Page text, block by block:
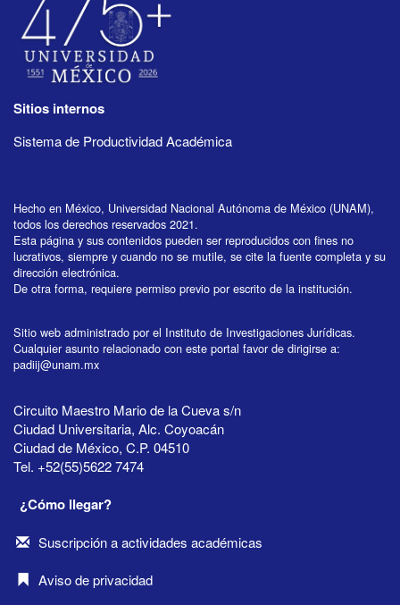
Sitios internos
Sistema de Productividad Académica
Hecho en México, Universidad Nacional Autónoma de México (UNAM),
todos los derechos reservados 2021.
Esta página y sus contenidos pueden ser reproducidos con fines no
lucrativos, siempre y cuando no se mutile, se cite la fuente completa y su
dirección electrónica.
De otra forma, requiere permiso previo por escrito de la institución.
Sitio web administrado por el Instituto de Investigaciones Jurídicas.
Cualquier asunto relacionado con este portal favor de dirigirse a:
padiij@unam.mx
Circuito Maestro Mario de la Cueva s/n
Ciudad Universitaria, Alc. Coyoacán
Ciudad de México, C.P. 04510
Tel. +52(55)5622 7474
¿Cómo llegar?
Suscripción a actividades académicas
Aviso de privacidad